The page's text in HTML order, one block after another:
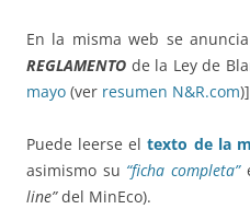
En la misma web se
REGLAMENTO de la Ley de
mayo (ver resumen N&R.com
Puede leerse eltexto de la
asimismo su “ficha completa”
line”del MinEco).